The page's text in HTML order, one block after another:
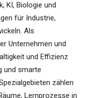
KI, Biologie und
für Industrie,
Als
Unternehmen und
und Effizienz
und smarte
zählen
Lernprozesse in